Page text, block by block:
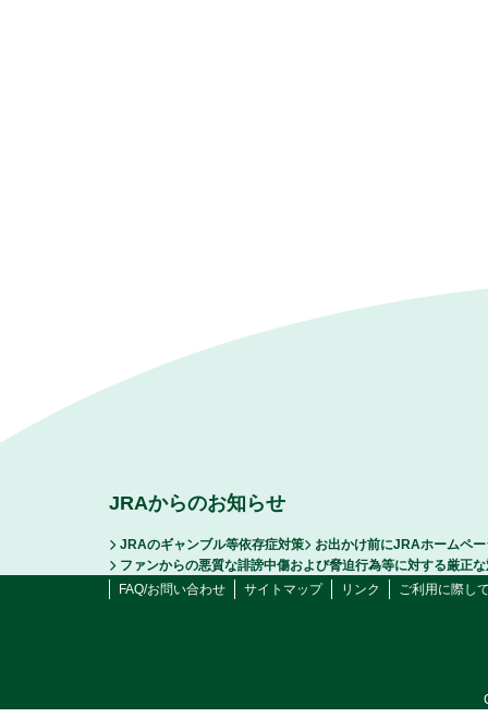
JRAからのお知らせ
JRAのギャンブル等依存症対策
お出かけ前にJRAホームペ
ファンからの悪質な誹謗中傷および脅迫行為等に対する厳正
FAQ/お問い合わせ
サイトマップ リンク ご利用に際し